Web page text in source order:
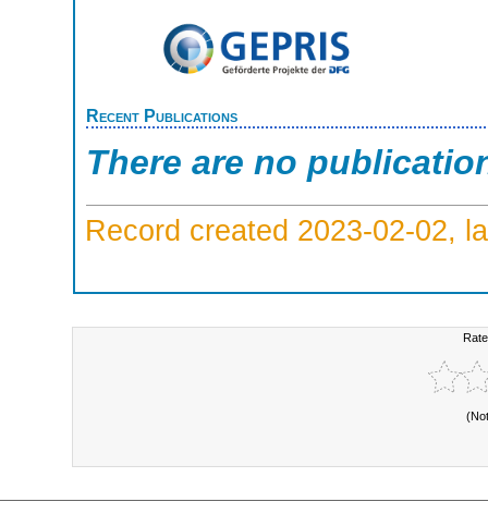
Recent Publications
There are no
Record created 2023-02-02,